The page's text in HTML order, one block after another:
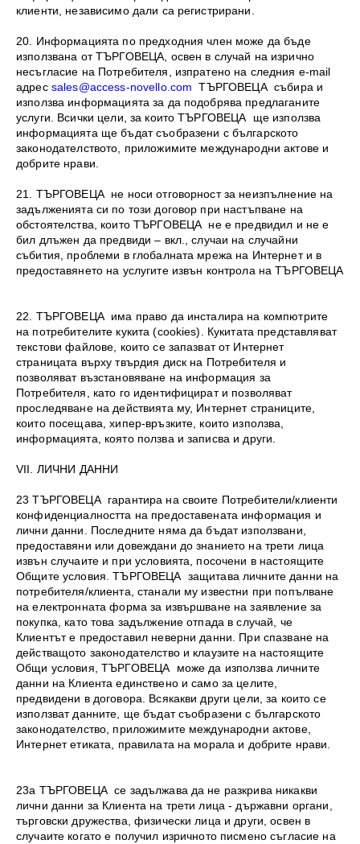
клиенти, независимо дали са регистрирани.
20. Информацията по предходния член може да бъде
използвана от ТЪРГОВЕЦА, освен в случай на изрично
несъгласие на Потребителя, изпратено на следния e-mail
адрес sales@access-novello.com ТЪРГОВЕЦА събира и
използва информацията за да подобрява предлаганите
услуги. Всички цели, за които ТЪРГОВЕЦА ще използва
информацията ще бъдат съобразени с българското
законодателството, приложимите международни актове и
добрите нрави.
21. ТЪРГОВЕЦА не носи отговорност за неизпълнение на
задълженията си по този договор при настъпване на
обстоятелства, които ТЪРГОВЕЦА не е предвидил и не е
бил длъжен да предвиди – вкл., случаи на случайни
събития, проблеми в глобалната мрежа на Интернет и в
предоставянето на услугите извън контрола на ТЪРГОВЕЦА
22. ТЪРГОВЕЦА има право да инсталира на компютрите
на потребителите кукита (cookies). Кукитата представляват
текстови файлове, които се запазват от Интернет
страницата върху твърдия диск на Потребителя и
позволяват възстановяване на информация за
Потребителя, като го идентифицират и позволяват
проследяване на действията му, Интернет страниците,
които посещава, хипер-връзките, които използва,
информацията, която ползва и записва и други.
VII. ЛИЧНИ ДАННИ
23 ТЪРГОВЕЦА гарантира на своите Потребители/клиенти
конфиденциалността на предоставената информация и
лични данни. Последните няма да бъдат използвани,
предоставяни или довеждани до знанието на трети лица
извън случаите и при условията, посочени в настоящите
Общите условия. ТЪРГОВЕЦА защитава личните данни на
потребителя/клиента, станали му известни при попълване
на електронната форма за извършване на заявление за
покупка, като това задължение отпада в случай, че
Клиентът е предоставил неверни данни. При спазване на
действащото законодателство и клаузите на настоящите
Общи условия, ТЪРГОВЕЦА може да използва личните
данни на Клиента единствено и само за целите,
предвидени в договора. Всякакви други цели, за които се
използват данните, ще бъдат съобразени с българското
законодателство, приложимите международни актове,
Интернет етиката, правилата на морала и добрите нрави.
23а ТЪРГОВЕЦА се задължава да не разкрива никакви
лични данни за Клиента на трети лица - държавни органи,
търговски дружества, физически лица и други, освен в
случаите когато е получил изричното писмено съгласие на